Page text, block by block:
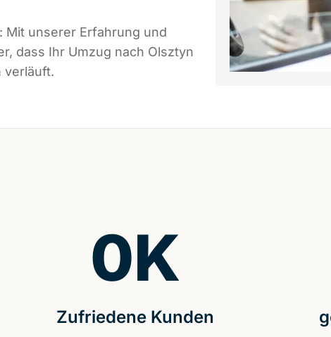
: Mit unserer Erfahrung und
dass Ihr Umzug nach Olsztyn
verläuft.
Zufriedene Kunden
0K